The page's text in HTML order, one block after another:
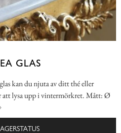
GLAS
kan du njuta av ditt thé eller
att lysa upp i vintermörkret. Mått: Ø